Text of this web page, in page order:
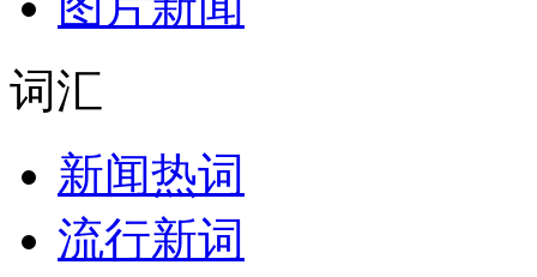
词汇
新闻热词
流行新词